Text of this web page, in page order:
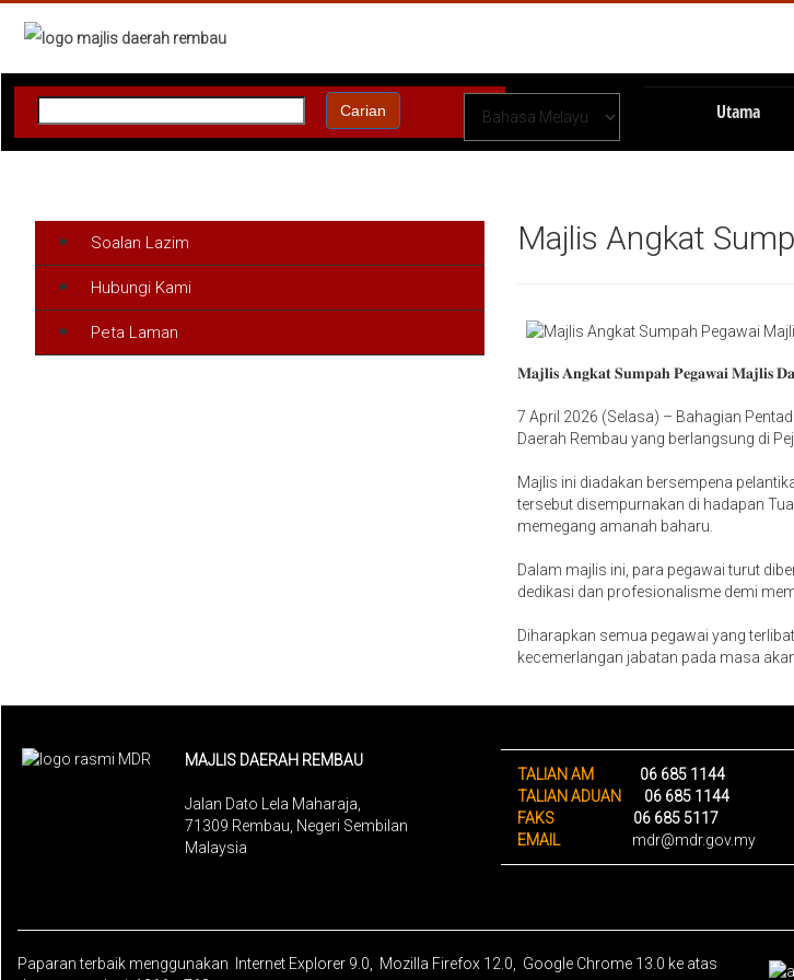
: Carian Utama
Soalan Lazim
Hubungi Kami
Peta Laman
Majlis Angkat
𝐌𝐚𝐣𝐥𝐢𝐬 𝐀𝐧𝐠𝐤𝐚𝐭 𝐒𝐮𝐦𝐩𝐚𝐡 𝐏𝐞𝐠𝐚𝐰𝐚𝐢 𝐌𝐚𝐣𝐥𝐢𝐬
7 April 2026 (Selasa) – Bahagian
Daerah Rembau yang berlangsung di
Majlis ini diadakan bersempena
tersebut disempurnakan di hadapan
memegang amanah baharu.
Dalam majlis ini, para pegawai turut
dedikasi dan profesionalisme demi
Diharapkan semua pegawai yang
kecemerlangan jabatan pada masa
MAJLIS DAERAH REMBAU
Jalan Dato Lela Maharaja,
71309 Rembau, Negeri Sembilan
Malaysia
TALIAN AM
06 685 1144
TALIAN ADUAN
06 685 1144
FAKS
06 685 5117
EMAIL
mdr@mdr.gov.my
Paparan terbaik menggunakan Internet Explorer 9.0, Mozilla Firefox 12.0, Google Chrome 13.0 ke atas